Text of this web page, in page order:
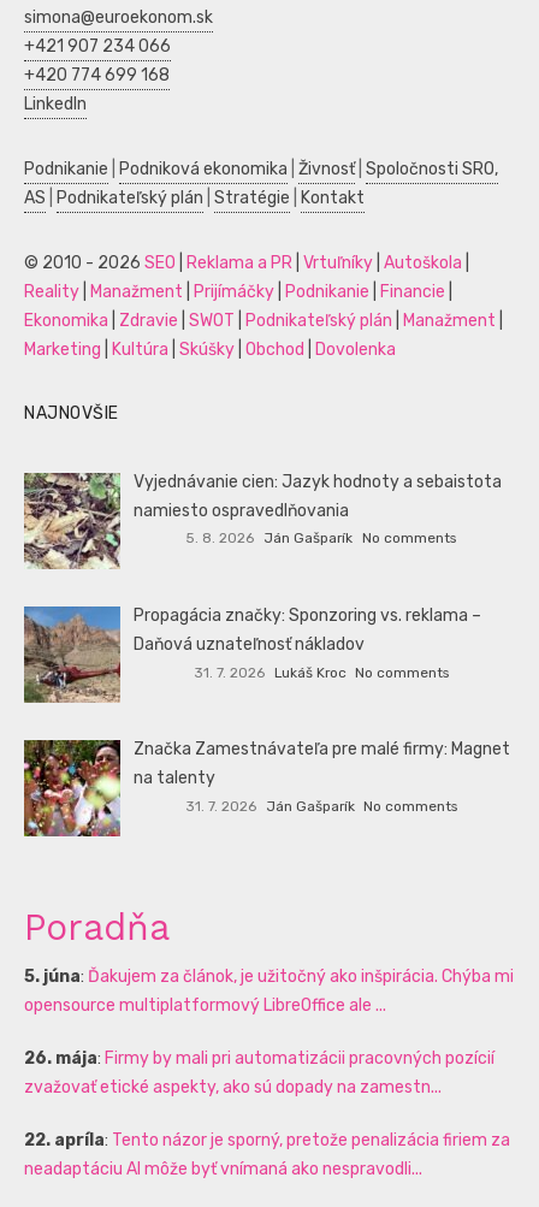
simona@euroekonom.sk
+421 907 234 066
+420 774 699 168
LinkedIn
Podnikanie Podniková ekonomika Živnosť| Spoločnosti SRO,
AS
Podnikateľský plán Stratégie Kontakt
© 2010 - 2026 SEO Reklama a PR Vrtuľníky Autoškola
Reality
Manažment Prijímáčky Podnikanie Financie
Ekonomika
Zdravie SWOT Podnikateľský plán Manažment
Marketing
Kultúra Skúšky Obchod Dovolenka
NAJNOVŠIE
Vyjednávanie cien: Jazyk hodnoty a sebaistota
namiesto ospravedlňovania
5. 8. 2026 Ján Gašparík No comments
Propagácia značky: Sponzoring vs. reklama –
Daňová uznateľnosť nákladov
31. 7. 2026 Lukáš Kroc No comments
Značka Zamestnávateľa pre malé firmy: Magnet
na talenty
31. 7. 2026 Ján Gašparík No comments
Poradňa
5. júna: Ďakujem za článok, je užitočný ako inšpirácia. Chýba mi
opensource multiplatformový LibreOffice ale ...
26. mája: Firmy by mali pri automatizácii pracovných pozícií
zvažovať etické aspekty, ako sú dopady na zamestn...
22. apríla: Tento názor je sporný, pretože penalizácia firiem za
neadaptáciu AI môže byť vnímaná ako nespravodli...